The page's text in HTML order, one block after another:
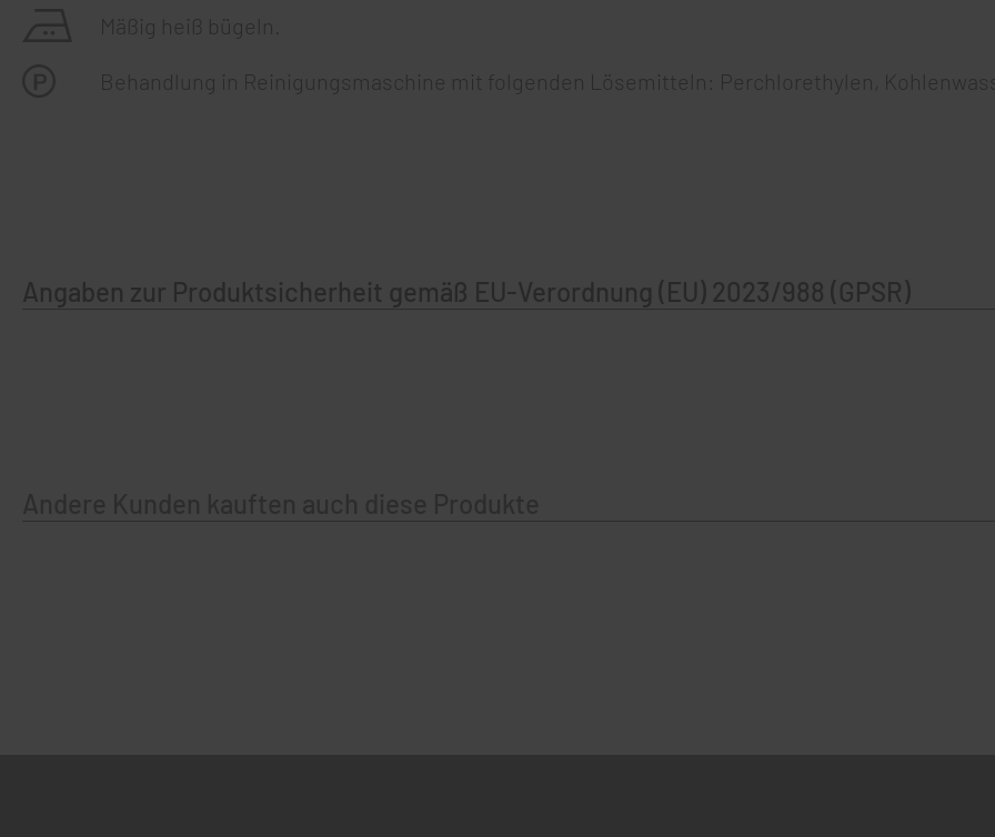
Mäßig heiß bügeln.
Behandlung in Reinigungsmaschine mit folgenden Lösemitteln: Perchlorethylen,
Angaben zur Produktsicherheit gemäß EU-Verordnung (EU) 2023/988 (GPSR)